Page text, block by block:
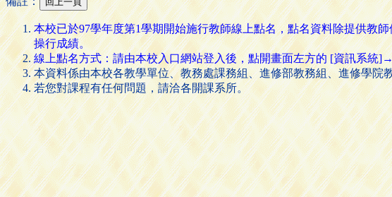
本校已於97學年度第1學期開始施行教師線上點名，點名資料除提供教
操行成績。
線上點名方式：請由本校入口網站登入後，點開畫面左方的 [資訊系統
本資料係由本校各教學單位、教務處課務組、進修部教務組、進修學院
若您對課程有任何問題，請洽各開課系所。